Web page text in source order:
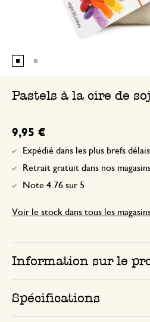
Pastels à la cire de
9,95 €
Expédié dans les plus brefs délais
Retrait gratuit dans nos
Note 4.76 sur 5
Voir le stock dans tous les
Information sur le
Spécifications